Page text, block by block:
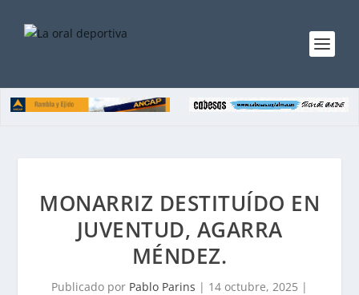
MONARRIZ DESTITUÍDO EN
JUVENTUD, AGARRA
MÉNDEZ.
Publicado por Pablo Parins | 14 octubre, 2025 |